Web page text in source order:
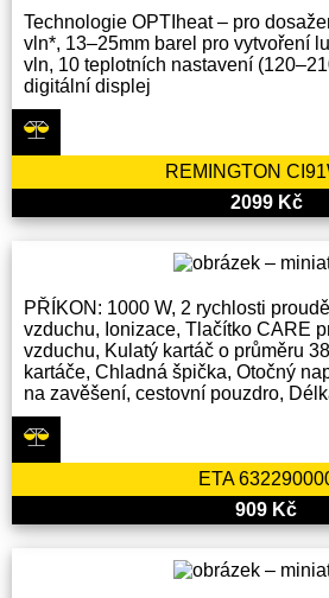
Technologie OPTIheat – pro
vln*, 13–25mm barel pro vytvoření
vln, 10 teplotních nastavení
digitální displej
REMINGTON
2099 Kč
PŘÍKON: 1000 W, 2 rychlosti
vzduchu, Ionizace, Tlačítko CARE
vzduchu, Kulatý kartáč o průměru
kartáče, Chladná špička, Otočný
na zavěšení, cestovní pouzdro,
ETA
909 Kč